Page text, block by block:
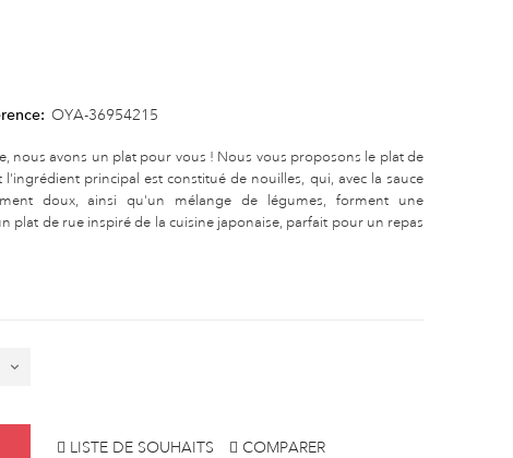
OYA-36954215
nous avons un plat pour vous ! Nous vous proposons le plat de
principal est constitué de nouilles, qui, avec la sauce
doux, ainsi qu'un mélange de légumes, forment une
plat de rue inspiré de la cuisine japonaise, parfait pour un repas
LISTE DE SOUHAITS COMPARER